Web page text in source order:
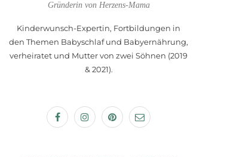
Gründerin von Herzens-Mama
Kinderwunsch-Expertin, Fortbildungen in
den Themen Babyschlaf und Babyernährung,
verheiratet und Mutter von zwei Söhnen (2019
& 2021).